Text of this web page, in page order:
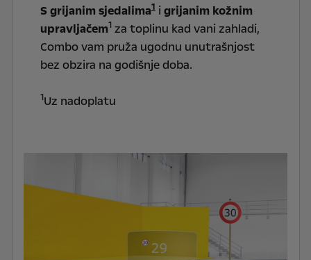
S grijanim sjedalima1i grijanim kožnim
upravljačem1za toplinu kad vani zahladi,
Combo vam pruža ugodnu unutrašnjost
bez obzira na godišnje doba.
1Uz nadoplatu